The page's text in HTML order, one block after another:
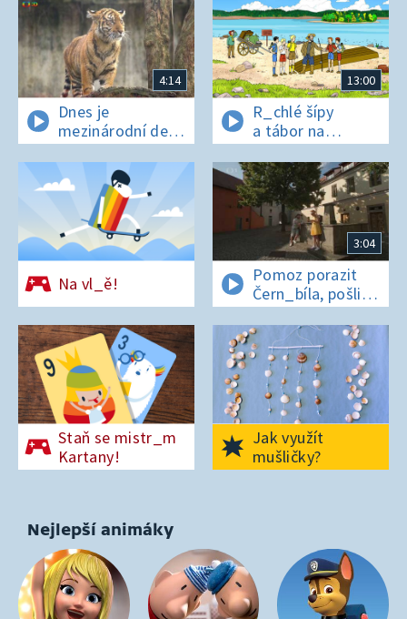
4:14
Dnes je
mezinárodní den
t_grů
13:00
R_chlé šípy
a tábor na
os_rově
Na vl_ě!
3:04
Pomoz porazit
Čern_bíla, pošli
pís_enko
z Pardubic
Staň se mistr_m
Kartany!
Jak využít
mušličky?
Nejlepší animáky